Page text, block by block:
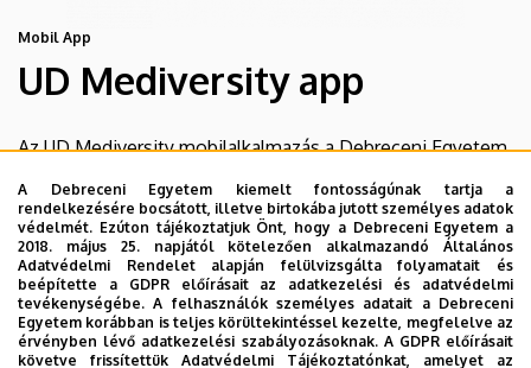
A Debreceni Egyetem kiemelt fontosságúnak tartja a
rendelkezésére bocsátott, illetve birtokába jutott személyes adatok
védelmét. Ezúton tájékoztatjuk Önt, hogy a Debreceni Egyetem a
2018. május 25. napjától kötelezően alkalmazandó Általános
Adatvédelmi Rendelet alapján felülvizsgálta folyamatait és
beépítette a GDPR előírásait az adatkezelési és adatvédelmi
tevékenységébe. A felhasználók személyes adatait a Debreceni
Egyetem korábban is teljes körültekintéssel kezelte, megfelelve az
érvényben lévő adatkezelési szabályozásoknak. A GDPR előírásait
követve frissítettük Adatvédelmi Tájékoztatónkat, amelyet az
Mobil App
UD Mediversity app
Az UD Mediversity mobilalkalmazás a Debreceni Egyetem
előremutató fejlesztése, melynek célja, hogy a betegek
és a hozzátartozók egyszerűen, gyorsan
eligazodhassanak a Klinikai Központ szolgáltatásai
között, mert az Ön egészsége a mi prioritásunk. A
Debreceni Egyetem egészségügyi ellátáskereső
alkalmazása lehetővé teszi felhasználói számára az
egyetem egészségügyi információihoz való naprakész